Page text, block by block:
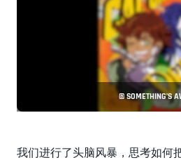
© SOMETHING’S
我们进行了头脑风暴，思考如何